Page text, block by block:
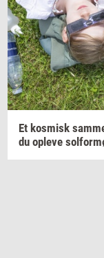
Et kos­misk
du op­le­ve